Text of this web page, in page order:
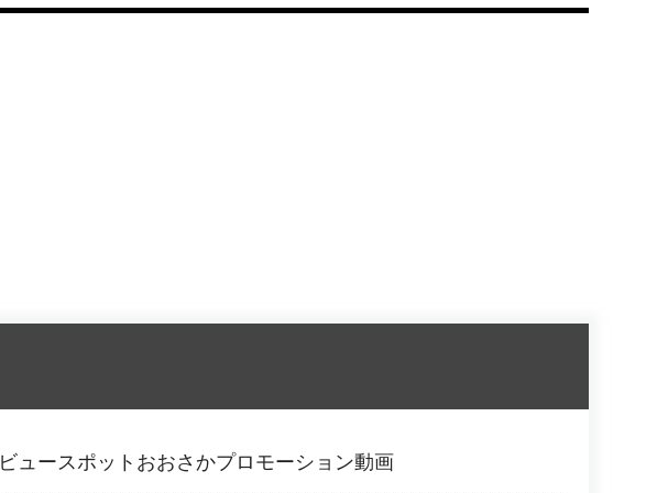
ビュースポットおおさかプロモーション動画